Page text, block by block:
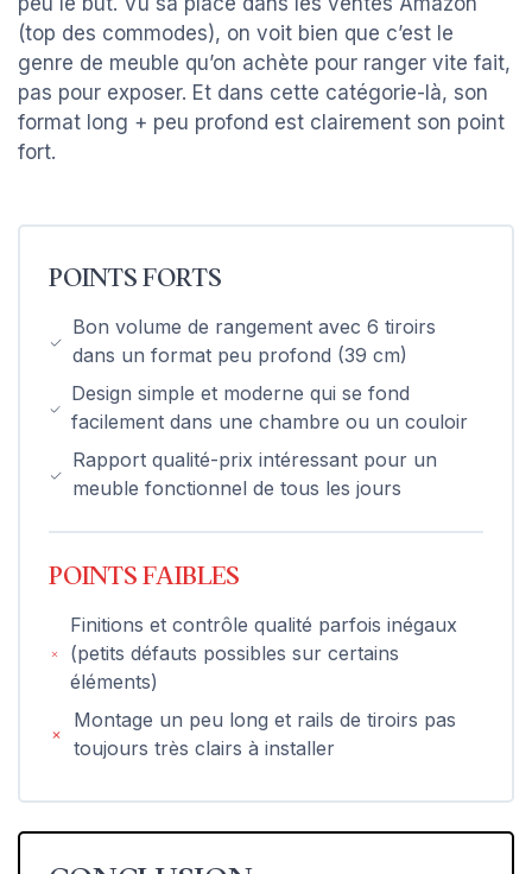
(top des commodes), on voit bien que c’est le
genre de meuble qu’on achète pour ranger vite fait,
pas pour exposer. Et dans cette catégorie-là, son
format long + peu profond est clairement son point
fort.
POINTS FORTS
Bon volume de rangement avec 6 tiroirs
dans un format peu profond (39 cm)
Design simple et moderne qui se fond
facilement dans une chambre ou un couloir
Rapport qualité-prix intéressant pour un
meuble fonctionnel de tous les jours
POINTS FAIBLES
Finitions et contrôle qualité parfois inégaux
(petits défauts possibles sur certains
éléments)
Montage un peu long et rails de tiroirs pas
toujours très clairs à installer